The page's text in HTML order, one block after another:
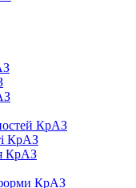
КрАЗ
КрАЗ
КрАЗ
КрАЗ